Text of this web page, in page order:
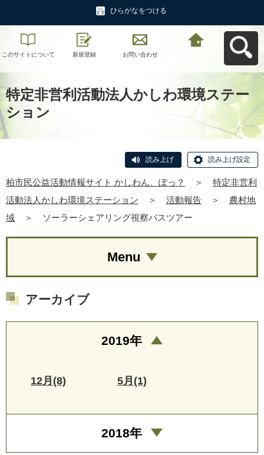
ひらがなをつける
このサイトについて 新規登録 お問い合わせ
特定非営利活動法人かしわ環境ステー
ション
読み上げ 読み上げ設定
柏市民公益活動情報サイト かしわん、ぽっ？ ＞
特定非営利
活動法人かしわ環境ステーション
＞ 活動報告 ＞
農村地
域
＞ ソーラーシェアリング視察バスツアー
Menu
アーカイブ
2019年
12月(8) 5月(1)
2018年